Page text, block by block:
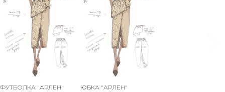
ФУТБОЛКА "АРЛЕН"
ЮБКА "АРЛЕН"